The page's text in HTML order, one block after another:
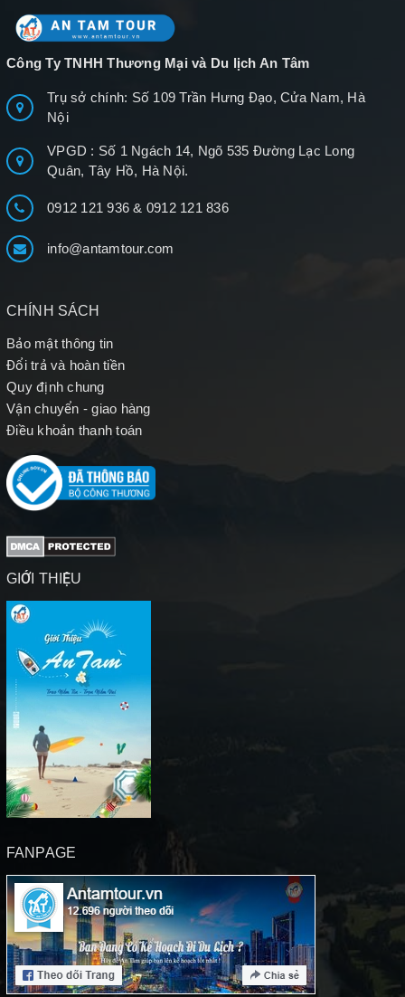
Công Ty TNHH Thương Mại và Du lịch An Tâm
Trụ sở chính: Số 109 Trần Hưng Đạo, Cửa Nam, Hà
Nội
VPGD : Số 1 Ngách 14, Ngõ 535 Đường Lạc Long
Quân, Tây Hồ, Hà Nội.
0912 121 936& 0912 121 836
info@antamtour.com
CHÍNH SÁCH
Bảo mật thông tin
Đổi trả và hoàn tiền
Quy định chung
Vận chuyển - giao hàng
Điều khoản thanh toán
GIỚI THIỆU
FANPAGE